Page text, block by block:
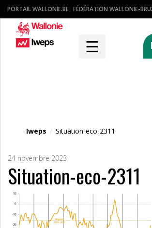
PORTAIL WALLONIE.BE FÉDÉRATION WALLONIE-
☰
Iweps / Situation-eco-2311
24 novembre 2023
Situation-eco-2311